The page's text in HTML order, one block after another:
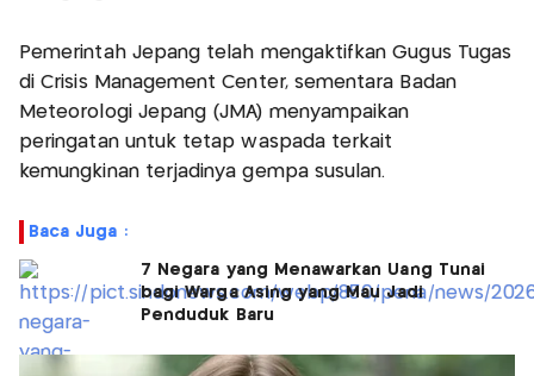
Pemerintah Jepang telah mengaktifkan Gugus Tugas
di Crisis Management Center, sementara Badan
Meteorologi Jepang (JMA) menyampaikan
peringatan untuk tetap waspada terkait
kemungkinan terjadinya gempa susulan.
Baca Juga :
7 Negara yang Menawarkan Uang Tunai
bagi Warga Asing yang Mau Jadi
Penduduk Baru